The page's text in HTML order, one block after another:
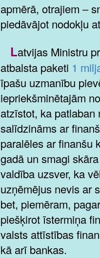
apmērā, otrajiem ‒
piedāvājot nodokļu
Latvijas Ministru prezidents paziņoja par
atbalsta paketi 1
īpašu uzmanību
iepriekšminētajām
atzīstot, ka patlaban
salīdzināms ar
paralēles ar finanšu
gadā un smagi
valdība uzsver, ka
uzņēmējus nevis ar
bet, piemēram,
piešķirot īstermiņa
valsts attīstības
kā arī bankas.